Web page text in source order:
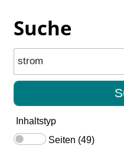
Suche
Inhaltstyp
Seiten (49)